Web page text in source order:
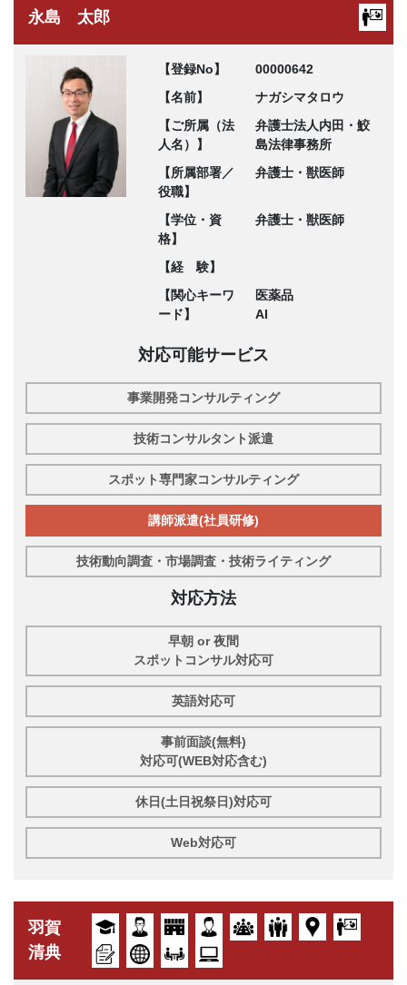
永島 太郎
【登録No】
00000642
【名前】
ナガシマタロウ
【ご所属（法
人名）】
弁護士法人内田・鮫
島法律事務所
【所属部署／
役職】
弁護士・獣医師
【学位・資
格】
弁護士・獣医師
【経 験】
【関心キーワ
ード】
医薬品
AI
対応可能サービス
事業開発コンサルティング
技術コンサルタント派遣
スポット専門家コンサルティング
講師派遣(社員研修)
技術動向調査・市場調査・技術ライティング
対応方法
早朝 or 夜間
スポットコンサル対応可
英語対応可
事前面談(無料)
対応可(WEB対応含む)
休日(土日祝祭日)対応可
Web対応可
羽賀
清典